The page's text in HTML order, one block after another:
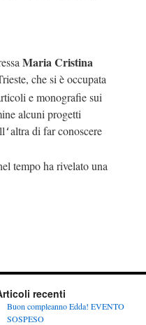
Maria Cristina
che si è occupata
e monografie sui
alcuni progetti
‘ altra di far conoscere
tempo ha rivelato una
recenti
Buon compleanno Edda! EVENTO
SOSPESO